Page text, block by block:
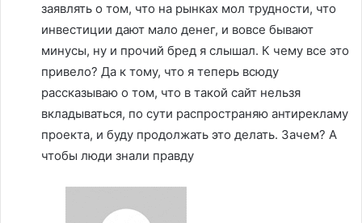
заявлять о том, что на рынках мол трудности, что
инвестиции дают мало денег, и вовсе бывают
минусы, ну и прочий бред я слышал. К чему все это
привело? Да к тому, что я теперь всюду
рассказываю о том, что в такой сайт нельзя
вкладываться, по сути распространяю антирекламу
проекта, и буду продолжать это делать. Зачем? А
чтобы люди знали правду